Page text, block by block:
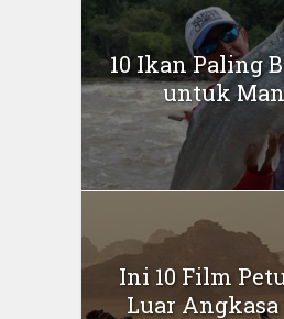
10 Ikan Paling
untuk
Ini 10 Film
Luar